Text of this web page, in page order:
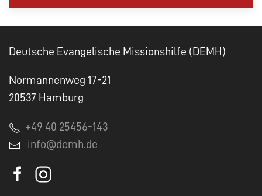
Deutsche Evangelische Missionshilfe (DEMH)
Normannenweg 17-21
20537 Hamburg
+49 40 25456-143
info@demh.de